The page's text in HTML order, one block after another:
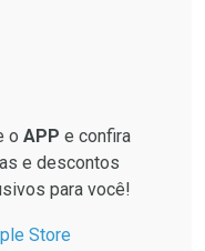
o APP e confira
e descontos
para você!